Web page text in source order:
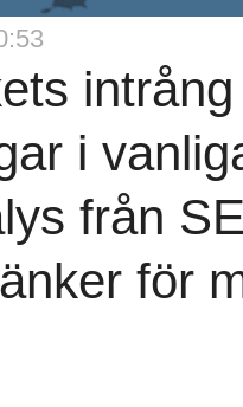
i
från
för